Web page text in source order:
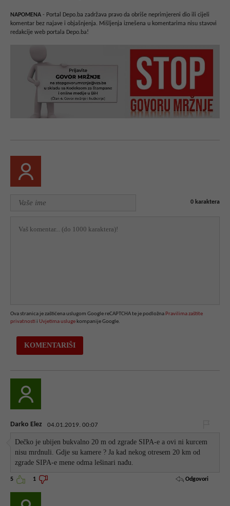
NAPOMENA - Portal Depo.ba zadržava pravo da obriše neprimjereni dio ili cijeli
komentar bez najave i objašnjenja. Mišljenja iznešena u komentarima nisu stavovi
redakcije web portala Depo.ba!
0 karaktera
Ova stranica je zaštićena uslugom Google reCAPTCHA te je podložna Pravilima zaštite
privatnosti i Uvjetima usluge kompanije Google.
Darko Elez 04.01.2019. 00:07
Dečko je ubijen bukvalno 20 m od zgrade SIPA-e a ovi ni kurcem
nisu mrdnuli. Gdje su kamere ? Ja kad nekog otresem 20 km od
zgrade SIPA-e mene odma lešinari nađu.
5 1 Odgovori